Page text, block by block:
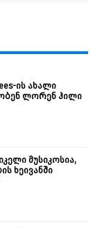
ის ახალი
ლორენ ჰილი
მუსიკოსია,
ხეივანში